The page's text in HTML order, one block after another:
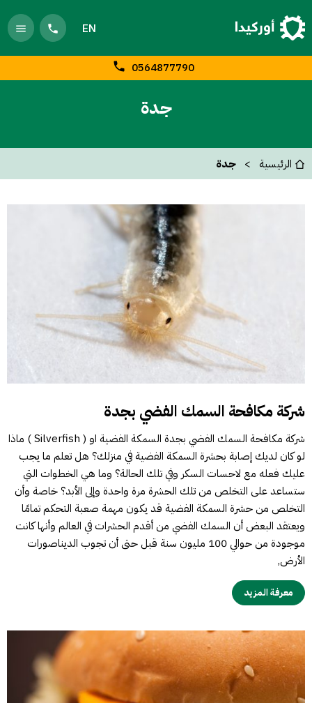
EN
0564877790
جدة
الرئيسية جدة
شركة مكافحة السمك الفضي بجدة
شركة مكافحة السمك الفضي بجدة السمكة الفضية او ( Silverfish ) ماذا
لو كان لديك إصابة بحشرة السمكة الفضية في منزلك؟ هل تعلم ما يجب
عليك فعله مع لاحسات السكر وفي تلك الحالة؟ وما هي الخطوات التي
ستساعد على التخلص من تلك الحشرة مرة واحدة وإلى الأبد؟ خاصة وأن
التخلص من حشرة السمكة الفضية قد يكون مهمة صعبة التحكم تمامًا
ويعتقد البعض أن السمك الفضي من أقدم الحشرات في العالم وأنها كانت
موجودة من حوالي 100 مليون سنة قبل حتى أن تجوب الديناصورات
الأرض,
معرفة المزيد